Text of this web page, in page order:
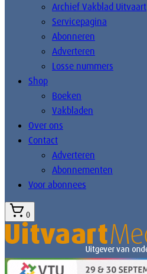
Archief Vakblad Uitvaart
Servicepagina
Abonneren
Adverteren
Losse nummers
Shop
Boeken
Vakbladen
Over ons
Contact
Adverteren
Abonnementen
Voor abonnees
0